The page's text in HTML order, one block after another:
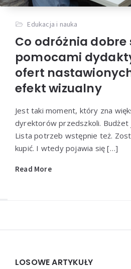
Edukacja i nauka
Co odróżnia dobre
pomocami
ofert
efekt wizualny
Jest taki moment, który zna
dyrektorów przedszkoli.
Lista potrzeb wstępnie też.
kupić. I wtedy pojawia się […]
Read More
LOSOWE ARTYKUŁY